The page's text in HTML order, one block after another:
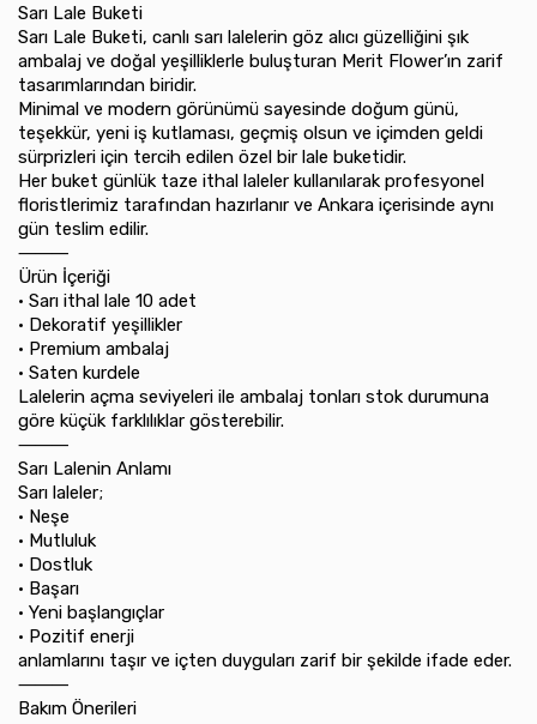
Sarı Lale Buketi
Sarı Lale Buketi, canlı sarı lalelerin göz alıcı güzelliğini şık
ambalaj ve doğal yeşilliklerle buluşturan Merit Flower’ın zarif
tasarımlarından biridir.
Minimal ve modern görünümü sayesinde doğum günü,
teşekkür, yeni iş kutlaması, geçmiş olsun ve içimden geldi
sürprizleri için tercih edilen özel bir lale buketidir.
Her buket günlük taze ithal laleler kullanılarak profesyonel
floristlerimiz tarafından hazırlanır ve Ankara içerisinde aynı
gün teslim edilir.
⸻
Ürün İçeriği
•⁠ ⁠Sarı ithal lale 10 adet
•⁠ ⁠Dekoratif yeşillikler
•⁠ ⁠Premium ambalaj
•⁠ ⁠Saten kurdele
Lalelerin açma seviyeleri ile ambalaj tonları stok durumuna
göre küçük farklılıklar gösterebilir.
⸻
Sarı Lalenin Anlamı
Sarı laleler;
•⁠ ⁠Neşe
•⁠ ⁠Mutluluk
•⁠ ⁠Dostluk
•⁠ ⁠Başarı
•⁠ ⁠Yeni başlangıçlar
•⁠ ⁠Pozitif enerji
anlamlarını taşır ve içten duyguları zarif bir şekilde ifade eder.
⸻
Bakım Önerileri